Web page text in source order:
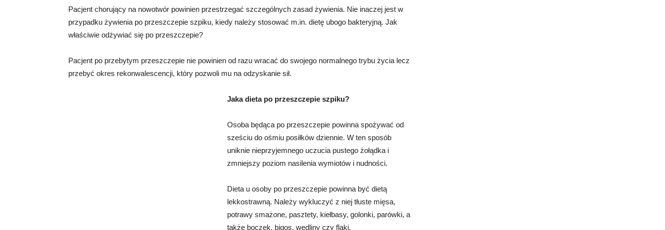
Pacjent chorujący na nowotwór powinien przestrzegać szczególnych zasad żywienia. Nie inaczej jest w
przypadku żywienia po przeszczepie szpiku, kiedy należy stosować m.in. dietę ubogo bakteryjną. Jak
właściwie odżywiać się po przeszczepie?
Pacjent po przebytym przeszczepie nie powinien od razu wracać do swojego normalnego trybu życia lecz
przebyć okres rekonwalescencji, który pozwoli mu na odzyskanie sił.
Jaka dieta po przeszczepie szpiku?
Osoba będąca po przeszczepie powinna spożywać od
sześciu do ośmiu posiłków dziennie. W ten sposób
uniknie nieprzyjemnego uczucia pustego żołądka i
zmniejszy poziom nasilenia wymiotów i nudności.
Dieta u osoby po przeszczepie powinna być dietą
lekkostrawną. Należy wykluczyć z niej tłuste mięsa,
potrawy smażone, pasztety, kiełbasy, golonki, parówki, a
także boczek, bigos, wędliny czy flaki.